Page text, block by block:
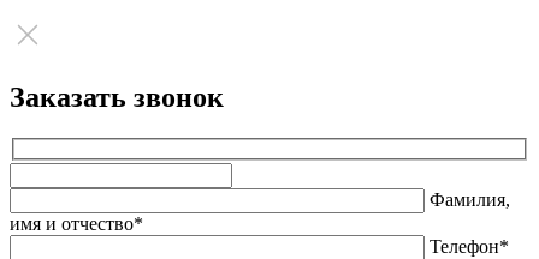
Заказать звонок
это
поле
пустым.
Фамилия,
имя и отчество*
Телефон*